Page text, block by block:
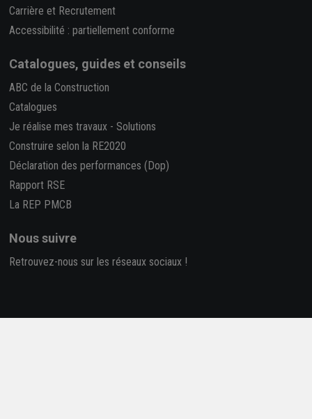
Carrière et Recrutement
Accessibilité : partiellement conforme
Catalogues, guides et conseils
ABC de la Construction
Catalogues
Je réalise mes travaux - Solutions
Construire selon la RE2020
Déclaration des performances (Dop)
Rapport RSE
La REP PMCB
Nous suivre
Retrouvez-nous sur les réseaux sociaux !